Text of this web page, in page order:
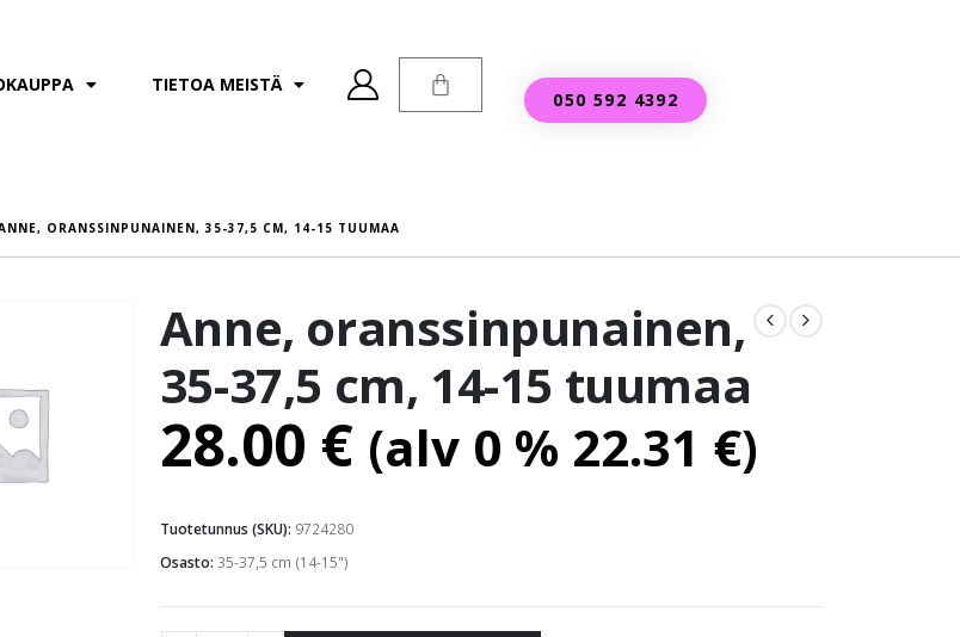
TIETOA MEISTÄ
050 592 4392
ORANSSINPUNAINEN, 35-37,5 CM, 14-15 TUUMAA
Anne, oranssinpunainen,
35-37,5 cm, 14-15 tuumaa
28.00 € (alv 0 % 22.31 €)
Tuotetunnus (SKU): 9724280
Osasto: 35-37,5 cm (14-15")